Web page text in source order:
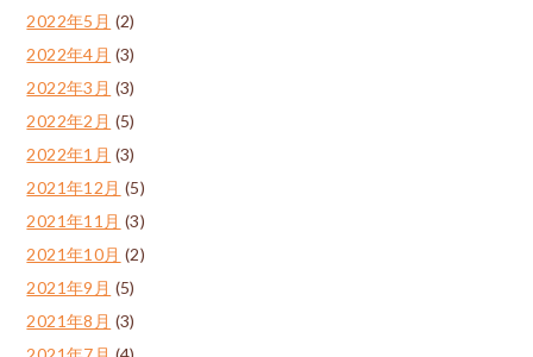
2022年5月 (2)
2022年4月 (3)
2022年3月 (3)
2022年2月 (5)
2022年1月 (3)
2021年12月 (5)
2021年11月 (3)
2021年10月 (2)
2021年9月 (5)
2021年8月 (3)